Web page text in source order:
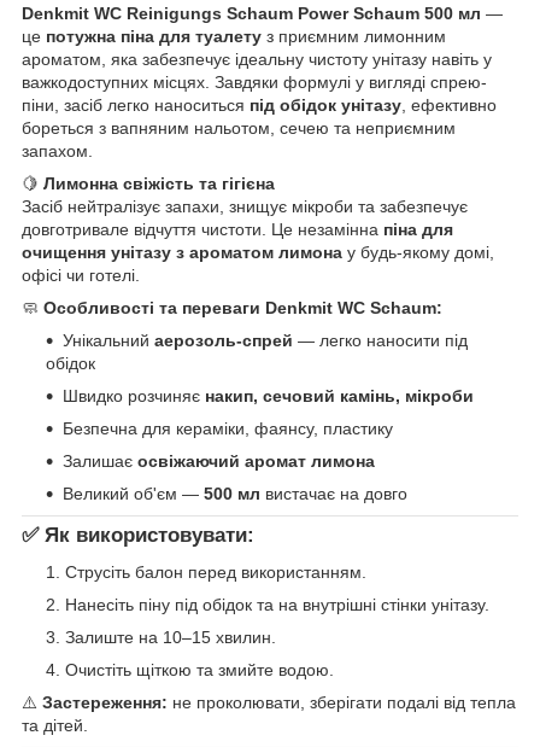
Denkmit WC Reinigungs Schaum Power Schaum 500 мл —
це потужна піна для туалету з приємним лимонним
ароматом, яка забезпечує ідеальну чистоту унітазу навіть у
важкодоступних місцях. Завдяки формулі у вигляді спрею-
піни, засіб легко наноситься під обідок унітазу, ефективно
бореться з вапняним нальотом, сечею та неприємним
запахом.
🍋 Лимонна свіжість та гігієна
Засіб нейтралізує запахи, знищує мікроби та забезпечує
довготривале відчуття чистоти. Це незамінна піна для
очищення унітазу з ароматом лимона у будь-якому домі,
офісі чи готелі.
🧼 Особливості та переваги Denkmit WC Schaum:
Унікальний аерозоль-спрей — легко наносити під
обідок
Швидко розчиняє накип, сечовий камінь, мікроби
Безпечна для кераміки, фаянсу, пластику
Залишає освіжаючий аромат лимона
Великий об'єм — 500 мл вистачає на довго
✅ Як використовувати:
Струсіть балон перед використанням.
Нанесіть піну під обідок та на внутрішні стінки унітазу.
Залиште на 10–15 хвилин.
Очистіть щіткою та змийте водою.
⚠️ Застереження: не проколювати, зберігати подалі від тепла
та дітей.